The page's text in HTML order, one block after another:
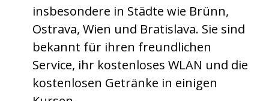
insbesondere in Städte wie Brünn,
Ostrava, Wien und Bratislava. Sie sind
bekannt für ihren freundlichen
Service, ihr kostenloses WLAN und die
kostenlosen Getränke in einigen